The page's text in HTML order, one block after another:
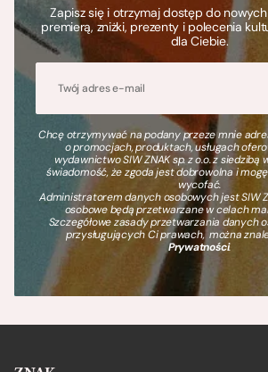
Zapisz się i otrzymaj dostęp do
premierą, zniżki, prezenty i polecenia
dla Ciebie.
Chcę otrzymywać na podany przeze mnie
o promocjach, produktach, usługach
wydawnictwo SIW ZNAK sp. z o.o. z siedzibą
świadomość, że zgoda jest dobrowolna i
wycofać.
Administratorem danych osobowych jest SIW
osobowe będą przetwarzane w celach
Szczegółowe zasady przetwarzania danych
przysługujących Ci prawach, można
Prywatności.